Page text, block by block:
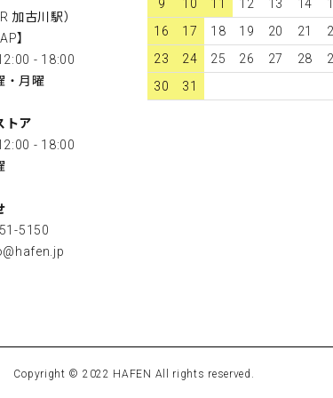
加古川駅）
】
- 18:00
・月曜
トア
- 18:00
5150
9
10 11 12 13 14
16
17 18 19 20 21
23
24 25 26 27 28
30
31
Copyright © 2022 HAFEN All rights reserved.